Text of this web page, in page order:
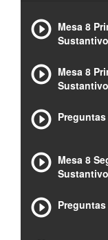
Mesa 8
Sustantivo
Mesa 8
Mesa 8
Sustantivo